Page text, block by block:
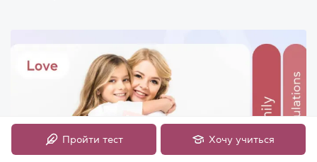
Пройти тест Хочу учиться